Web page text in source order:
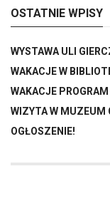
OSTATNIE WPISY
WYSTAWA ULI
WAKACJE W
WAKACJE
WIZYTA W MUZEUM
OGŁOSZENIE!